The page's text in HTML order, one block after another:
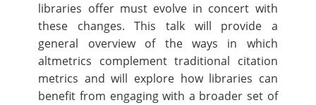
libraries offer must evolve in concert with
these changes. This talk will provide a
general overview of the ways in which
altmetrics complement traditional citation
metrics and will explore how libraries can
benefit from engaging with a broader set of